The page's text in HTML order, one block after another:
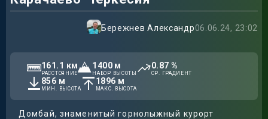
Бережнев Александр06.06.24, 23:02
161.1 км
РАССТОЯНИЕ
1400 м
НАБОР ВЫСОТЫ
0.87 %
СР. ГРАДИЕНТ
856 м
МИН. ВЫСОТА
1896 м
МАКС. ВЫСОТА
Домбай, знаменитый горнолыжный курорт